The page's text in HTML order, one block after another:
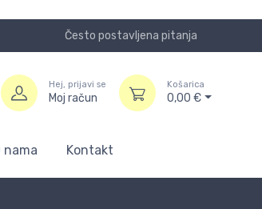
Često postavljena pitanja
Hej, prijavi se
Moj račun
Košarica
0,00 €
nama Kontakt